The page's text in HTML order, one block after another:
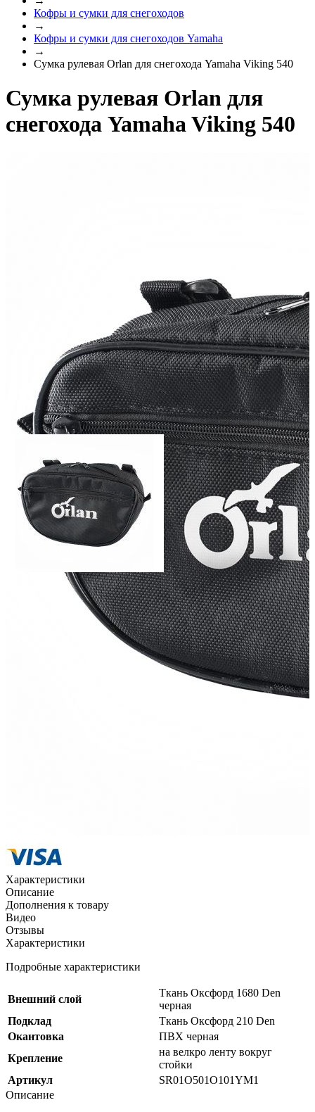
Кофры и сумки для снегоходов
→
Кофры и сумки для снегоходов Yamaha
→
Сумка рулевая Orlan для снегохода Yamaha Viking 540
Сумка рулевая Orlan для
снегохода Yamaha Viking 540
Добавить к сравнению
Характеристики
Описание
Дополнения к товару
Видео
Отзывы
Характеристики
Подробные характеристики
Внешний слой
Ткань Оксфорд 1680 Den
черная
Подклад
Ткань Оксфорд 210 Den
Окантовка
ПВХ черная
Крепление
на велкро ленту вокруг
стойки
Артикул
SR01O501O101YM1
Описание